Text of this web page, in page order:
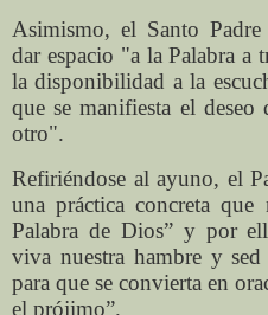
Asimismo, el Santo
dar espacio "a la Palabra a
la disponibilidad a la
que se manifiesta el
otro".
Refiriéndose al ayuno, el
una práctica concreta que
Palabra de Dios” y por
viva nuestra hambre y
para que se convierta en
el prójimo”.